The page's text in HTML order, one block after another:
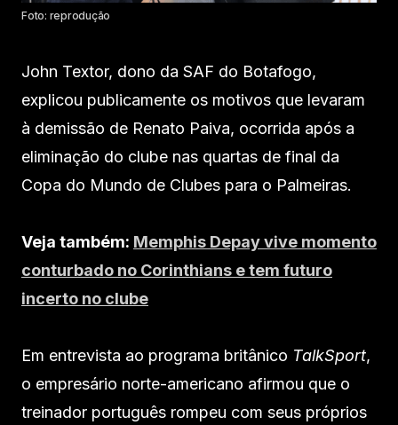
Foto: reprodução
John Textor, dono da SAF do Botafogo,
explicou publicamente os motivos que levaram
à demissão de Renato Paiva, ocorrida após a
eliminação do clube nas quartas de final da
Copa do Mundo de Clubes para o Palmeiras.
Veja também: Memphis Depay vive momento
conturbado no Corinthians e tem futuro
incerto no clube
Em entrevista ao programa britânico TalkSport,
o empresário norte-americano afirmou que o
treinador português rompeu com seus próprios